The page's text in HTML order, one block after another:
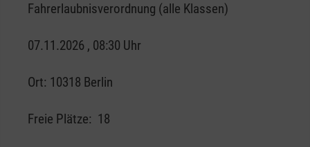
Fahrerlaubnisverordnung (alle Klassen)
07.11.2026 , 08:30 Uhr
Ort: 10318 Berlin
Freie Plätze: 18